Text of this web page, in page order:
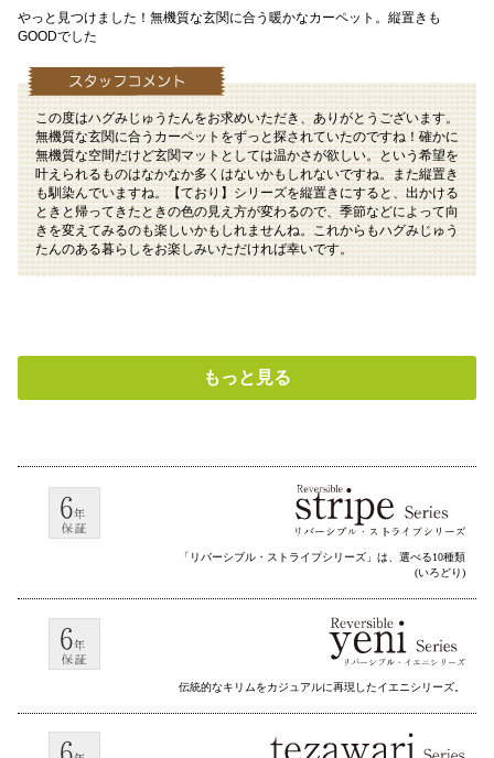
やっと見つけました！無機質な玄関に合う暖かなカーペット。縦置きも
GOODでした
この度はハグみじゅうたんをお求めいただき、ありがとうございます。
無機質な玄関に合うカーペットをずっと探されていたのですね！確かに
無機質な空間だけど玄関マットとしては温かさが欲しい。という希望を
叶えられるものはなかなか多くはないかもしれないですね。また縦置き
も馴染んでいますね。【ており】シリーズを縦置きにすると、出かける
ときと帰ってきたときの色の見え方が変わるので、季節などによって向
きを変えてみるのも楽しいかもしれませんね。これからもハグみじゅう
たんのある暮らしをお楽しみいただければ幸いです。
もっと見る
「リバーシブル・ストライプシリーズ」は、選べる10種類
(いろどり)
伝統的なキリムをカジュアルに再現したイエニシリーズ。